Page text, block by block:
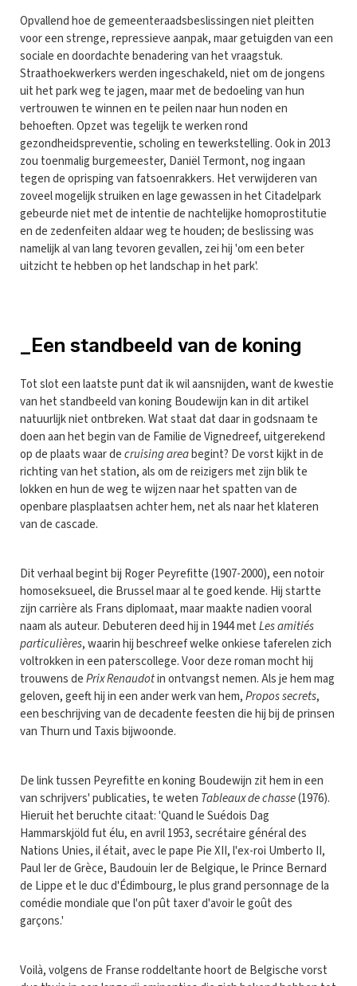
Opvallend hoe de gemeenteraadsbeslissingen niet pleitten
voor een strenge, repressieve aanpak, maar getuigden van een
sociale en doordachte benadering van het vraagstuk.
Straathoekwerkers werden ingeschakeld, niet om de jongens
uit het park weg te jagen, maar met de bedoeling van hun
vertrouwen te winnen en te peilen naar hun noden en
behoeften. Opzet was tegelijk te werken rond
gezondheidspreventie, scholing en tewerkstelling. Ook in 2013
zou toenmalig burgemeester, Daniël Termont, nog ingaan
tegen de oprisping van fatsoenrakkers. Het verwijderen van
zoveel mogelijk struiken en lage gewassen in het Citadelpark
gebeurde niet met de intentie de nachtelijke homoprostitutie
en de zedenfeiten aldaar weg te houden; de beslissing was
namelijk al van lang tevoren gevallen, zei hij 'om een beter
uitzicht te hebben op het landschap in het park'.
_Een standbeeld van de koning
Tot slot een laatste punt dat ik wil aansnijden, want de kwestie
van het standbeeld van koning Boudewijn kan in dit artikel
natuurlijk niet ontbreken. Wat staat dat daar in godsnaam te
doen aan het begin van de Familie de Vignedreef, uitgerekend
op de plaats waar decruising areabegint? De vorst kijkt in de
richting van het station, als om de reizigers met zijn blik te
lokken en hun de weg te wijzen naar het spatten van de
openbare plasplaatsen achter hem, net als naar het klateren
van de cascade.
Dit verhaal begint bij Roger Peyrefitte (1907-2000), een notoir
homoseksueel, die Brussel maar al te goed kende. Hij startte
zijn carrière als Frans diplomaat, maar maakte nadien vooral
naam als auteur. Debuteren deed hij in 1944 metLes amitiés
particulières, waarin hij beschreef welke onkiese taferelen zich
voltrokken in een paterscollege. Voor deze roman mocht hij
trouwens dePrix Renaudotin ontvangst nemen. Als je hem mag
geloven, geeft hij in een ander werk van hem,Propos secrets,
een beschrijving van de decadente feesten die hij bij de prinsen
van Thurn und Taxis bijwoonde.
De link tussen Peyrefitte en koning Boudewijn zit hem in een
van schrijvers' publicaties, te weten Tableaux de chasse(1976).
Hieruit het beruchte citaat: 'Quand le Suédois Dag
Hammarskjöld fut élu, en avril 1953, secrétaire général des
Nations Unies, il était, avec le pape Pie XII, l'ex-roi Umberto II,
Paul Ier de Grèce, Baudouin Ier de Belgique, le Prince Bernard
de Lippe et le duc d'Édimbourg, le plus grand personnage de la
comédie mondiale que l'on pût taxer d'avoir le goût des
garçons.'
Voilà, volgens de Franse roddeltante hoort de Belgische vorst